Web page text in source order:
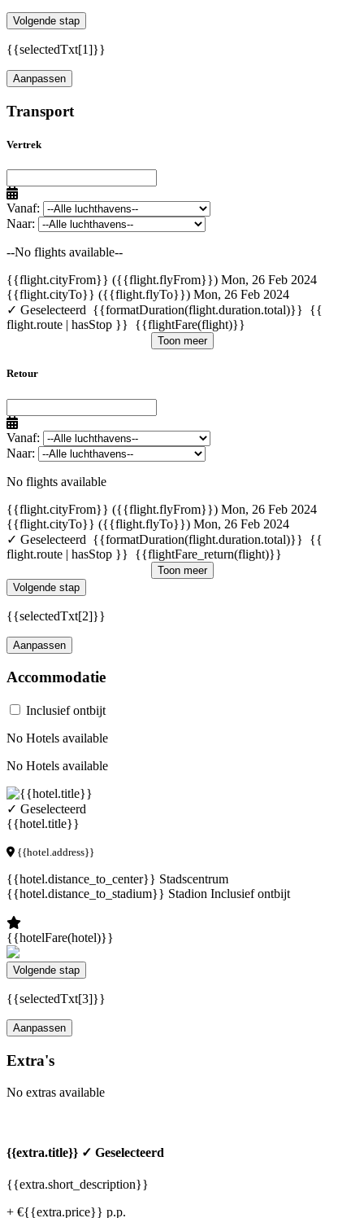
Volgende stap
{{selectedTxt[1]}}
Aanpassen
Transport
Vertrek
Vanaf:
Naar:
--No flights available--
{{flight.cityFrom}} ({{flight.flyFrom}}) Mon, 26 Feb 2024
{{flight.cityTo}} ({{flight.flyTo}}) Mon, 26 Feb 2024
✓ Geselecteerd {{formatDuration(flight.duration.total)}} {{
flight.route | hasStop }} {{flightFare(flight)}}
Toon meer
Retour
Vanaf:
Naar:
No flights available
{{flight.cityFrom}} ({{flight.flyFrom}}) Mon, 26 Feb 2024
{{flight.cityTo}} ({{flight.flyTo}}) Mon, 26 Feb 2024
✓ Geselecteerd {{formatDuration(flight.duration.total)}} {{
flight.route | hasStop }} {{flightFare_return(flight)}}
Toon meer
Volgende stap
{{selectedTxt[2]}}
Aanpassen
Accommodatie
Inclusief ontbijt
No Hotels available
No Hotels available
✓ Geselecteerd
{{hotel.title}}
{{hotel.address}}
{{hotel.distance_to_center}} Stadscentrum
{{hotel.distance_to_stadium}} Stadion Inclusief ontbijt
{{hotelFare(hotel)}}
Volgende stap
{{selectedTxt[3]}}
Aanpassen
Extra's
No extras available
{{extra.title}} ✓ Geselecteerd
{{extra.short_description}}
+ €{{extra.price}} p.p.